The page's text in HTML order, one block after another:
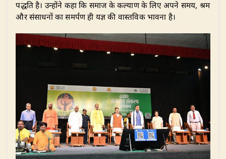
पद्धति है। उन्होंने कहा कि समाज के कल्याण के लिए अपने समय, श्रम
और संसाधनों का समर्पण ही यज्ञ की वास्तविक भावना है।